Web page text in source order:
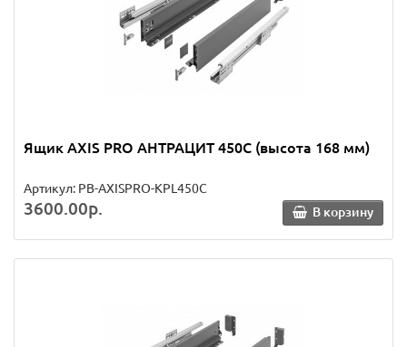
Ящик AXIS PRO АНТРАЦИТ 450C (высота 168 мм)
Артикул: PB-AXISPRO-KPL450C
3600.00р. В корзину